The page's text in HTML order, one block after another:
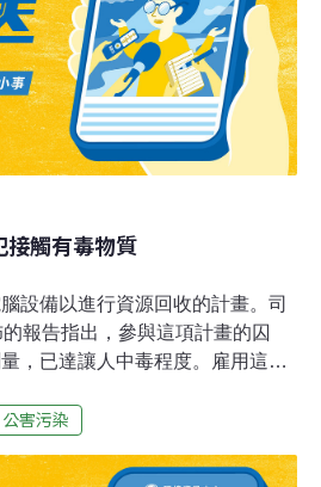
地、工業區三種。在有機化合物
氯有機化合物、油品與火炸藥。
只在地下水的範圍作管制，此次
則以土壤污染超標的加油
接觸有毒物質
設備以進行資源回收的計畫。司
報告指出，參與這項計畫的囚
，已達讓人中毒程度。雇用這些
計畫設定安全標準；一旦問題被發
說：「若干監獄的職員與人犯，
公害污染